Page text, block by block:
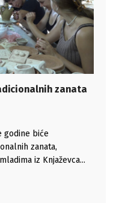
zanata
godine biće
zanata,
iz Knjaževca...